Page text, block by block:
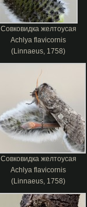
Совковидка желтоусая
Achlya flavicornis
(Linnaeus, 1758)
Совковидка желтоусая
Achlya flavicornis
(Linnaeus, 1758)